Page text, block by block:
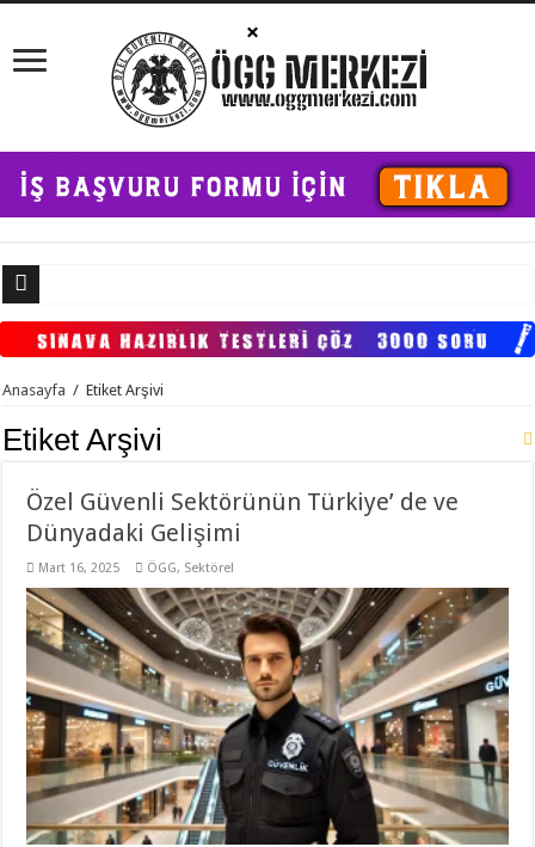
Anasayfa / Etiket Arşivi
Etiket Arşivi
Özel Güvenli Sektörünün Türkiye’ de ve
Dünyadaki Gelişimi
Mart 16, 2025 ÖGG, Sektörel